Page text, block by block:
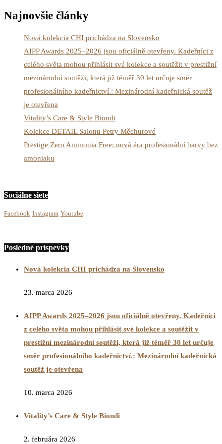
Najnovšie články
Nová kolekcia CHI prichádza na Slovensko
AIPP Awards 2025–2026 jsou oficiálně otevřeny. Kadeřníci z
celého světa mohou přihlásit své kolekce a soutěžit v prestižní
mezinárodní soutěži, která již téměř 30 let určuje směr
profesionálního kadeřnictví.: Mezinárodní kadeřnická soutěž
je otevřena
Vitality’s Care & Style Biondi
Kolekce DETAIL Salonu Petry Měchurové
Prestige Zero Ammonia Free: nová éra profesionální barvy bez
amoniaku
Sociálne siete
Facebook Instagram Youtube
Posledné príspevky
Nová kolekcia CHI prichádza na Slovensko
23. marca 2026
AIPP Awards 2025–2026 jsou oficiálně otevřeny. Kadeřníci
z celého světa mohou přihlásit své kolekce a soutěžit v
prestižní mezinárodní soutěži, která již téměř 30 let určuje
směr profesionálního kadeřnictví.: Mezinárodní kadeřnická
soutěž je otevřena
10. marca 2026
Vitality’s Care & Style Biondi
2. februára 2026